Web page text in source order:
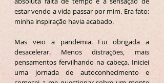
estar vendo a vida passar por mim. Era fato:
minha inspiração havia acabado.
Mas veio a pandemia. Fui obrigada a
desacelerar. Menos distrações, mais
pensamentos fervilhando na cabeça. Iniciei
uma jornada de autoconhecimento e